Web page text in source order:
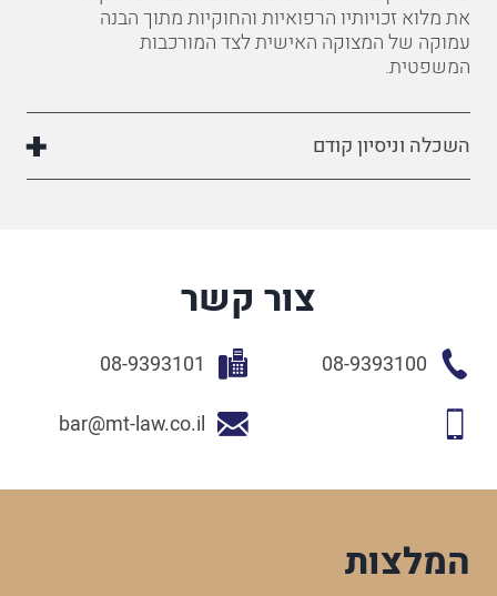
המלצות
את מלוא זכויותיו הרפואיות והחוקיות מתוך הבנה
עמוקה של המצוקה האישית לצד המורכבות
המשפטית.
השכלה וניסיון קודם
צור קשר
08-9393100
08-9393101
bar@mt-law.co.il